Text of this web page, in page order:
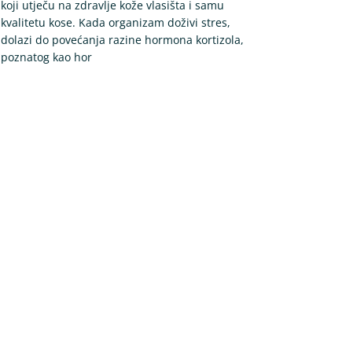
koji utječu na zdravlje kože vlasišta i samu
kvalitetu kose. Kada organizam doživi stres,
dolazi do povećanja razine hormona kortizola,
poznatog kao hor